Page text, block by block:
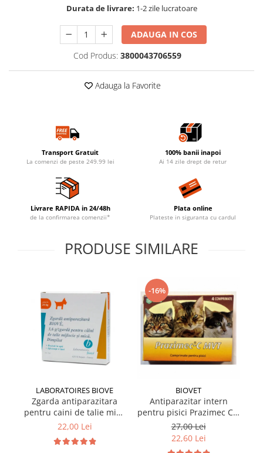
Durata de livrare: 1-2 zile lucratoare
ADAUGA IN COS
Cod Produs: 3800043706559
Adauga la Favorite
Transport Gratuit
La comenzi de peste 249.99 lei
100% banii inapoi
Ai 14 zile drept de retur
Livrare RAPIDA in 24/48h
de la confirmarea comenzii*
Plata online
Plateste in siguranta cu cardul
PRODUSE SIMILARE
LABORATOIRES BIOVE
Zgarda antiparazitara
pentru caini de talie mica
Biove 60 cm
22,00 Lei
-16%
BIOVET
Antiparazitar intern
pentru pisici Prazimec C x
4 comprimate
27,00 Lei
22,60 Lei